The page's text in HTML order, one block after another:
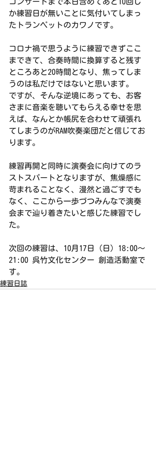
か練習日が無いことに気付いてしまっ
たトランペットのカワノです。
コロナ禍で思うように練習できずここ
まできて、合奏時間に換算すると残す
ところあと20時間となり、焦ってしま
うのは私だけではないと思います。
ですが、そんな逆境にあっても、お客
さまに音楽を聴いてもらえる幸せを思
えば、なんとか帳尻を合わせて頑張れ
てしまうのがRAM吹奏楽団だと信じてお
ります。
練習再開と同時に演奏会に向けてのラ
ストスパートとなりますが、焦燥感に
苛まれることなく、漫然と過ごすでも
なく、ここから一歩づつみんなで演奏
会まで辿り着きたいと感じた練習でし
た。
次回の練習は、10月17日（日）18:00～
21:00 呉竹文化センター 創造活動室で
す。
練習日誌